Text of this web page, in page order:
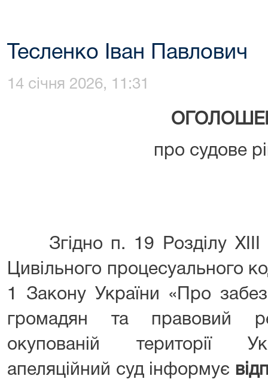
Тесленко Іван Павлович
14 січня 2026, 11:31
про судове
Згідно п. 19 Розділу XIII
Цивільного процесуального
1 Закону України «Про
громадян та правовий
окупованій території
апеляційний суд інформує